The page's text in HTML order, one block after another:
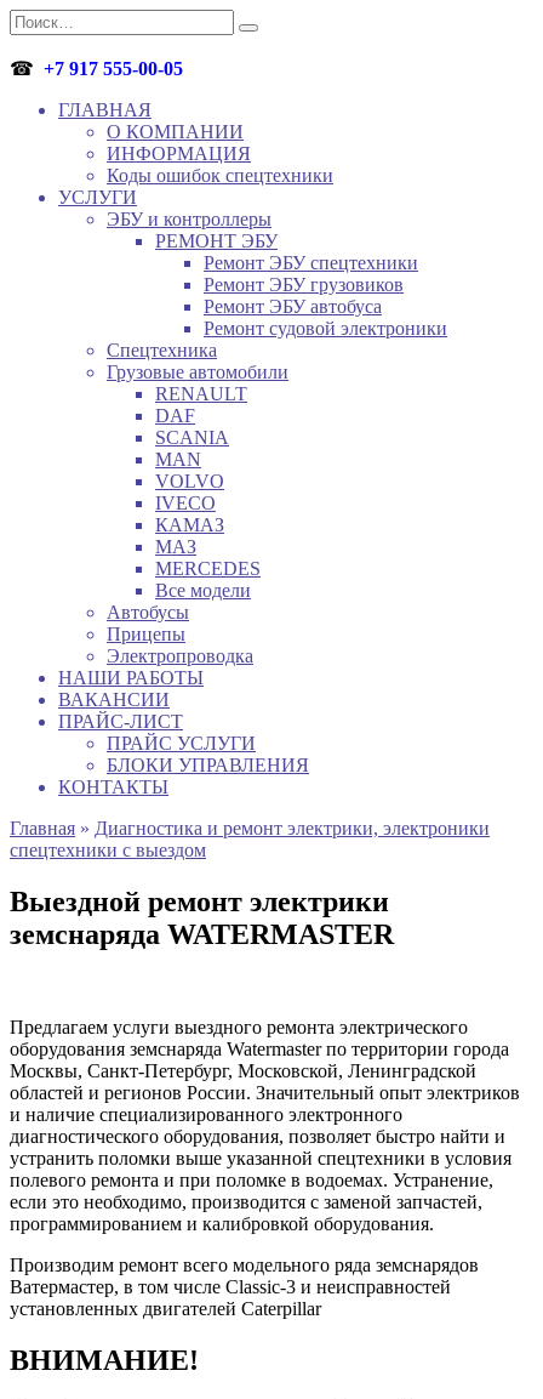
Перейти
к
содержанию
Search
for:
☎ +7 917 555-00-05
ГЛАВНАЯ
О КОМПАНИИ
ИНФОРМАЦИЯ
Коды ошибок спецтехники
УСЛУГИ
ЭБУ и контроллеры
РЕМОНТ ЭБУ
Ремонт ЭБУ спецтехники
Ремонт ЭБУ грузовиков
Ремонт ЭБУ автобуса
Ремонт судовой электроники
Спецтехника
Грузовые автомобили
RENAULT
DAF
SCANIA
MAN
VOLVO
IVECO
КАМАЗ
МАЗ
MERCEDES
Все модели
Автобусы
Прицепы
Электропроводка
НАШИ РАБОТЫ
ВАКАНСИИ
ПРАЙС-ЛИСТ
ПРАЙС УСЛУГИ
БЛОКИ УПРАВЛЕНИЯ
КОНТАКТЫ
Главная » Диагностика и ремонт электрики, электроники
спецтехники с выездом
Выездной ремонт электрики
земснаряда WATERMASTER
Предлагаем услуги выездного ремонта электрического
оборудования земснаряда Watermaster по территории города
Москвы, Санкт-Петербург, Московской, Ленинградской
областей и регионов России. Значительный опыт электриков
и наличие специализированного электронного
диагностического оборудования, позволяет быстро найти и
устранить поломки выше указанной спецтехники в условия
полевого ремонта и при поломке в водоемах. Устранение,
если это необходимо, производится с заменой запчастей,
программированием и калибровкой оборудования.
Производим ремонт всего модельного ряда земснарядов
Ватермастер, в том числе Classic-3 и неисправностей
установленных двигателей Caterpillar
ВНИМАНИЕ!